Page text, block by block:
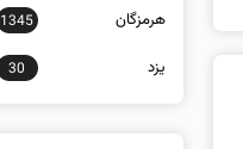
هرمزگان 1345
یزد 30